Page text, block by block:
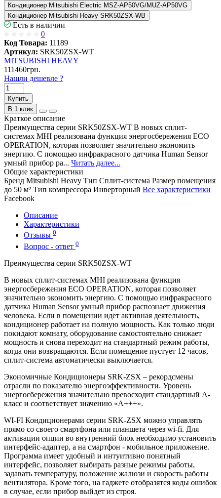
Кондиционер Mitsubishi Electric MSZ-AP50VG/MUZ-AP50VG
Кондиционер Mitsubishi Heavy SRK50ZSX-WB
Есть в наличии
0
Код Товара: 11189
Артикул: SRK50ZSX-WT
MITSUBISHI HEAVY
111460грн.
Нашли дешевле ?
Купить
В 1 клик
Краткое описание
Преимущества серии SRK50ZSX-WT В новых сплит-
системах MHI реализована функция энергосбережения ECO
OPERATION, которая позволяет значительно экономить
энергию. С помощью инфракрасного датчика Human Sensor
умный прибор ра... Читать далее...
Общие характеристики
Бренд Mitsubishi Heavy Тип Сплит-система Размер помещения
до 50 м² Тип компрессора Инверторный Все характеристики
Facebook
Описание
Характеристики
Отзывы 0
Вопрос - ответ 0
Преимущества серии SRK50ZSX-WT
В новых сплит-системах MHI реализована функция
энергосбережения ECO OPERATION, которая позволяет
значительно экономить энергию. С помощью инфракрасного
датчика Human Sensor умный прибор распознает движения
человека. Если в помещении идет активная деятельность,
кондиционер работает на полную мощность. Как только люди
покидают комнату, оборудование самостоятельно снижает
мощность и снова переходит на стандартный режим работы,
когда они возвращаются. Если помещение пустует 12 часов,
сплит-система автоматически выключается.
Экономичные Кондиционеры SRK-ZSX – рекордсмены
отрасли по показателю энергоэффективности. Уровень
энергосбережения значительно превосходит стандартный А-
класс и соответствует значению «А+++».
WI-FI Кондиционерами серии SRK-ZSX можно управлять
прямо со своего смартфона или планшета через wi-fi. Для
активации опции во внутренний блок необходимо установить
интерфейс-адаптер, а на смартфон - мобильное приложение.
Программа имеет удобный и интуитивно понятный
интерфейс, позволяет выбирать разные режимы работы,
задавать температуру, положение жалюзи и скорость работы
вентилятора. Кроме того, на гаджете отобразятся коды ошибок
в случае, если прибор выйдет из строя.